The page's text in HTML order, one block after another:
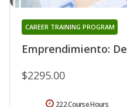
Emprendimiento:
CAREER TRAINING PROGRAM
$2295.00
222 Course Hours